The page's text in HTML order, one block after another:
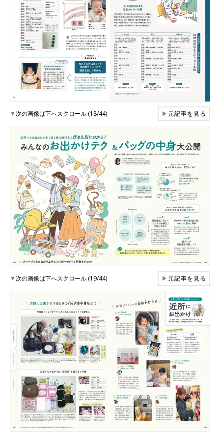
▼次の画像は下へスクロール (18/44) ▶元記事を見る
▼次の画像は下へスクロール (19/44) ▶元記事を見る